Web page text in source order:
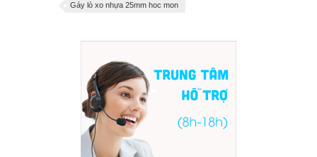
Gáy lò xo nhựa 25mm hoc mon